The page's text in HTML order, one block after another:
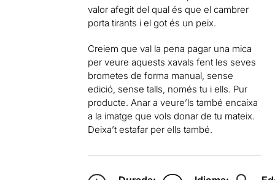
valor afegit del qual és que el cambrer
porta tirants i el got és un peix.
Creiem que val la pena pagar una mica
per veure aquests xavals fent les seves
brometes de forma manual, sense
edició, sense talls, només tu i ells. Pur
producte. Anar a veure’ls també encaixa
a la imatge que vols donar de tu mateix.
Deixa’t estafar per ells també.